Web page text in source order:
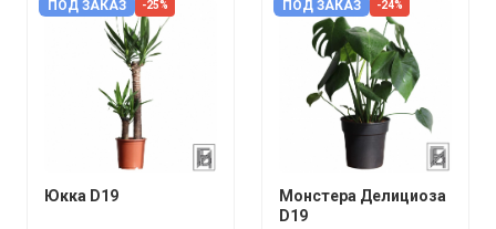
ПОД ЗАКАЗ -25%
Юкка D19
ПОД ЗАКАЗ -24%
Монстера Делициоза
D19